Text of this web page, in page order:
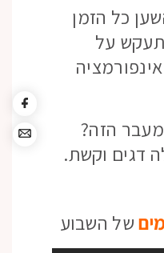
כל הזמן
על
הזה?
דגים וקשת.
של השבוע